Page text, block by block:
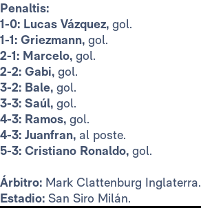
Penaltis:
1-0: Lucas Vázquez, gol.
1-1: Griezmann, gol.
2-1: Marcelo, gol.
2-2: Gabi, gol.
3-2: Bale, gol.
3-3: Saúl, gol.
4-3: Ramos, gol.
4-3: Juanfran, al poste.
5-3: Cristiano Ronaldo, gol.
Árbitro: Mark Clattenburg Inglaterra.
Estadio: San Siro Milán.